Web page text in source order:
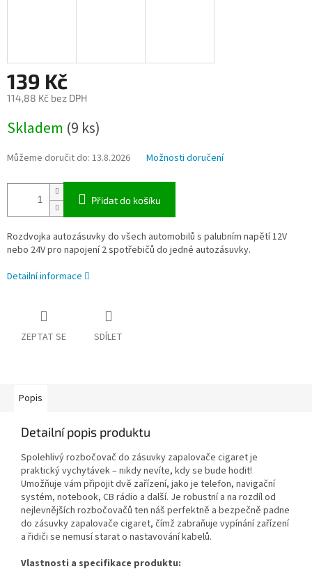
139 Kč
114,88 Kč bez DPH
cena:
Skladem (9 ks)
Můžeme doručit do: 13.8.2026 Možnosti doručení
Přidat do košíku
Rozdvojka autozásuvky do všech automobilů s palubním napětí 12V
nebo 24V pro napojení 2 spotřebičů do jedné autozásuvky.
Detailní informace
ZEPTAT SE SDÍLET
Popis
Detailní popis produktu
Spolehlivý rozbočovač do zásuvky zapalovače cigaret je
praktický vychytávek – nikdy nevíte, kdy se bude hodit!
Umožňuje vám připojit dvě zařízení, jako je telefon, navigační
systém, notebook, CB rádio a další. Je robustní a na rozdíl od
nejlevnějších rozbočovačů ten náš perfektně a bezpečně padne
do zásuvky zapalovače cigaret, čímž zabraňuje vypínání zařízení
a řidiči se nemusí starat o nastavování kabelů.
Vlastnosti a specifikace produktu: